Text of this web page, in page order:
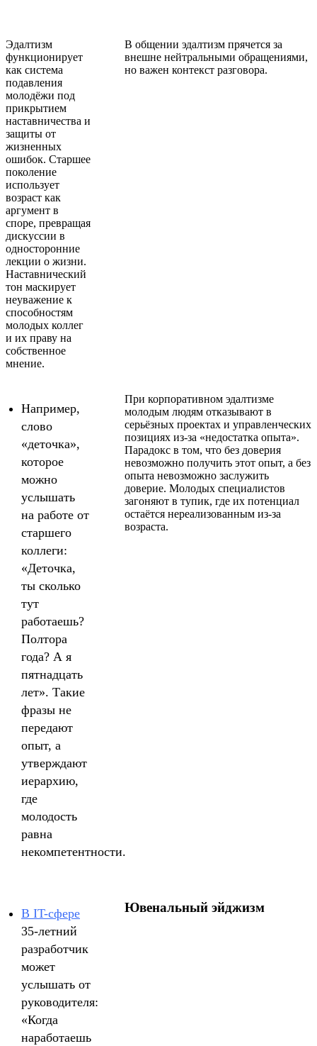
Эдалтизм
функционирует
как система
подавления
молодёжи под
прикрытием
наставничества и
защиты от
жизненных
ошибок. Старшее
поколение
использует
возраст как
аргумент в
споре, превращая
дискуссии в
односторонние
лекции о жизни.
Наставнический
тон маскирует
неуважение к
способностям
молодых коллег
и их праву на
собственное
мнение.
В общении эдалтизм прячется за
внешне нейтральными обращениями,
но важен контекст разговора.
Например,
слово
«деточка»,
которое
можно
услышать
на работе от
старшего
коллеги:
«Деточка,
ты сколько
тут
работаешь?
Полтора
года? А я
пятнадцать
лет». Такие
фразы не
передают
опыт, а
утверждают
иерархию,
где
молодость
равна
некомпетентности.
При корпоративном эдалтизме
молодым людям отказывают в
серьёзных проектах и управленческих
позициях из-за «недостатка опыта».
Парадокс в том, что без доверия
невозможно получить этот опыт, а без
опыта невозможно заслужить
доверие. Молодых специалистов
загоняют в тупик, где их потенциал
остаётся нереализованным из-за
возраста.
В IT-сфере
35-летний
разработчик
может
услышать от
руководителя:
«Когда
наработаешь
Ювенальный эйджизм